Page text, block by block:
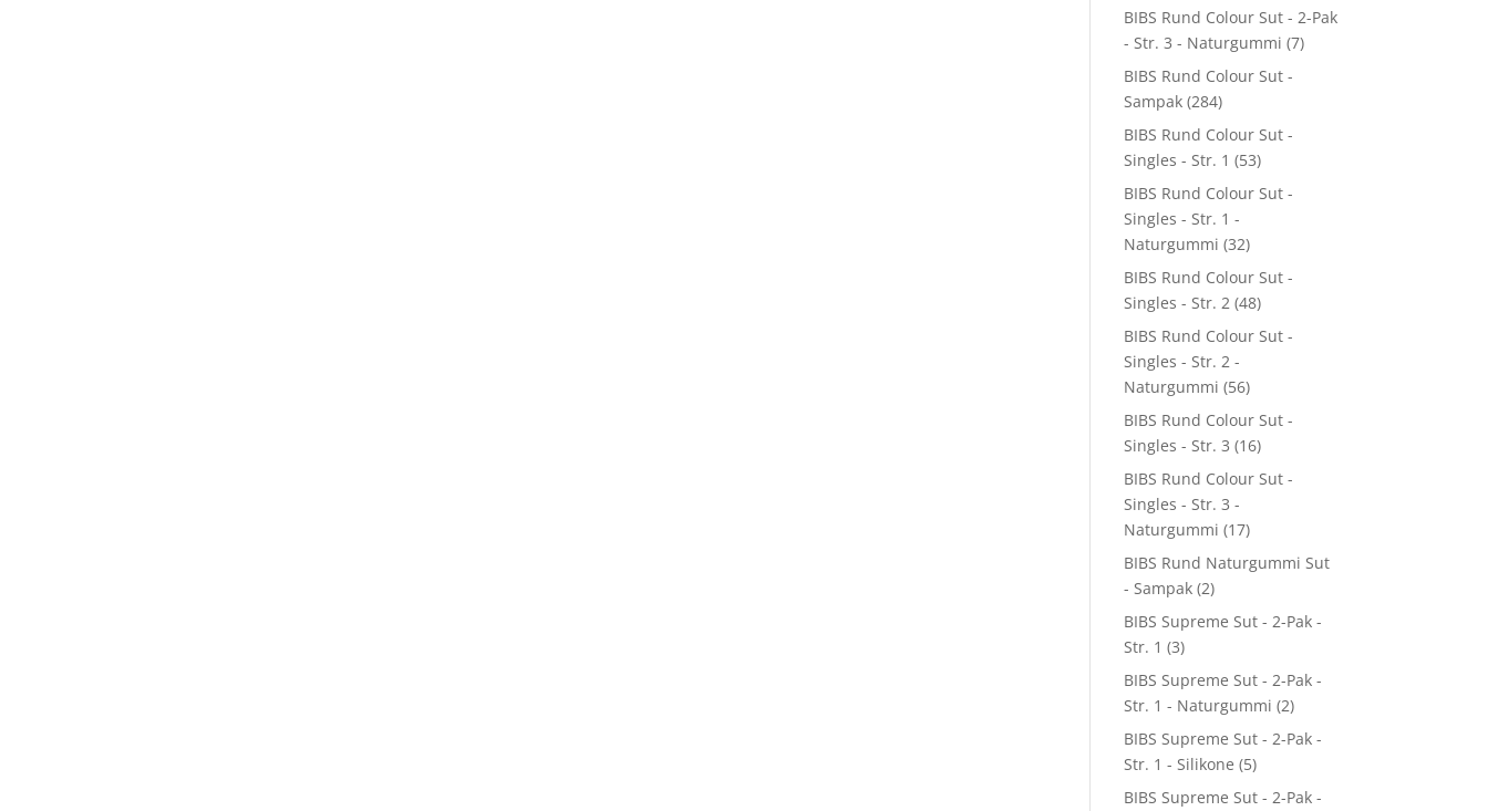
BIBS Rund Colour Sut - 2-Pak
- Str. 3 - Naturgummi (7)
BIBS Rund Colour Sut -
Sampak (284)
BIBS Rund Colour Sut -
Singles - Str. 1 (53)
BIBS Rund Colour Sut -
Singles - Str. 1 -
Naturgummi (32)
BIBS Rund Colour Sut -
Singles - Str. 2 (48)
BIBS Rund Colour Sut -
Singles - Str. 2 -
Naturgummi (56)
BIBS Rund Colour Sut -
Singles - Str. 3 (16)
BIBS Rund Colour Sut -
Singles - Str. 3 -
Naturgummi (17)
BIBS Rund Naturgummi Sut
- Sampak (2)
BIBS Supreme Sut - 2-Pak -
Str. 1 (3)
BIBS Supreme Sut - 2-Pak -
Str. 1 - Naturgummi (2)
BIBS Supreme Sut - 2-Pak -
Str. 1 - Silikone (5)
BIBS Supreme Sut - 2-Pak -